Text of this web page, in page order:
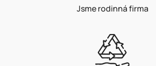
Jsme rodinná firma